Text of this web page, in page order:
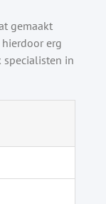
gemaakt
erg
specialisten in